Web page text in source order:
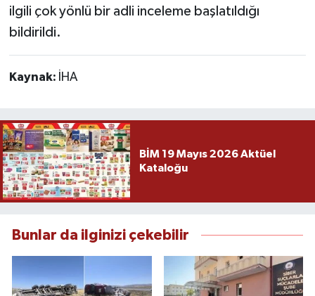
ilgili çok yönlü bir adli inceleme başlatıldığı
bildirildi.
Kaynak: İHA
BİM 19 Mayıs 2026 Aktüel
Kataloğu
Bunlar da ilginizi çekebilir